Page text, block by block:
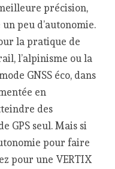
précision,
peu d’autonomie.
la pratique de
l’alpinisme ou la
GNSS éco, dans
en
des
GPS seul. Mais si
pour faire
pour une VERTIX